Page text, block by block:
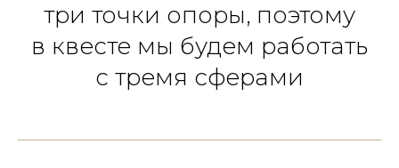
три точки опоры, поэтому
в квесте мы будем работать
с тремя сферами